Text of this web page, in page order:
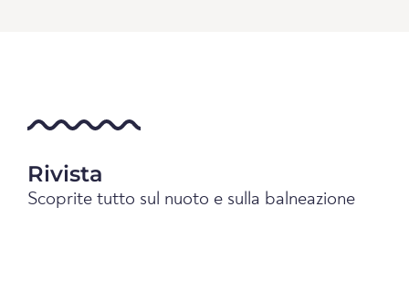
Rivista
Scoprite tutto sul nuoto e sulla balneazione